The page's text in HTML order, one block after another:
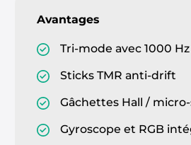
Avantages
Tri-mode avec 1000 Hz
Sticks TMR anti-drift
Gâchettes Hall /
Gyroscope et RGB